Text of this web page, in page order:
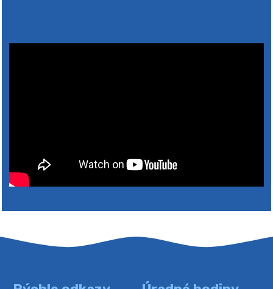
4. augusta 2026 10:05
Zberný dvor-Gyűjtőudvar
bude zberný dvor zatvorený. Értesítjük a lakosokat,